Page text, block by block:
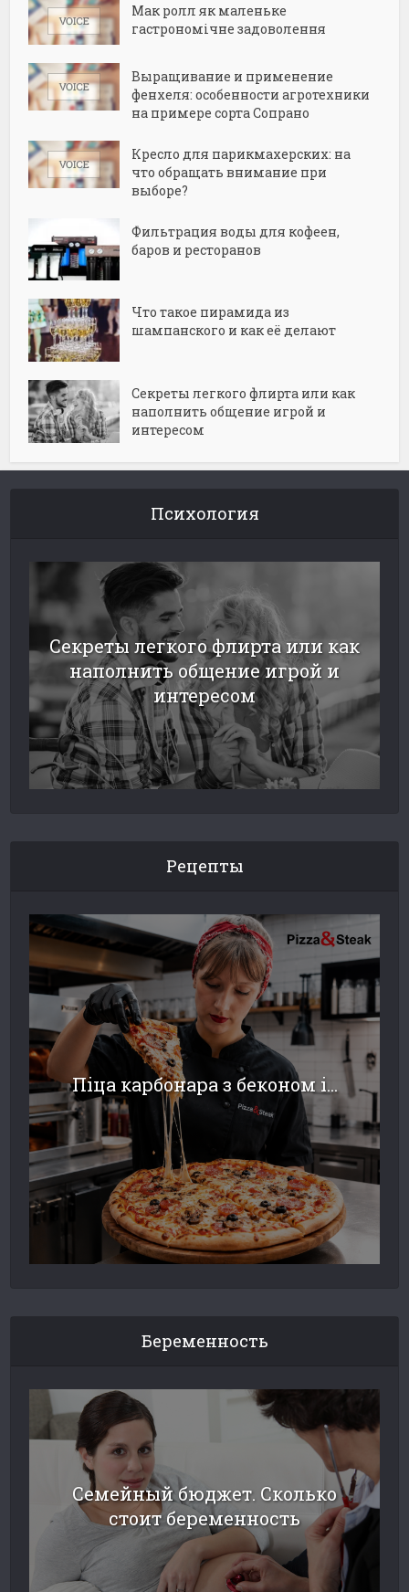
Мак ролл як маленьке
гастрономічне задоволення
Выращивание и применение
фенхеля: особенности агротехники
на примере сорта Сопрано
Кресло для парикмахерских: на
что обращать внимание при
выборе?
Фильтрация воды для кофеен,
баров и ресторанов
Что такое пирамида из
шампанского и как её делают
Секреты легкого флирта или как
наполнить общение игрой и
интересом
Психология
Секреты легкого флирта или как
наполнить общение игрой и
интересом
Рецепты
Піца карбонара з беконом і...
Беременность
Семейный бюджет. Сколько
стоит беременность